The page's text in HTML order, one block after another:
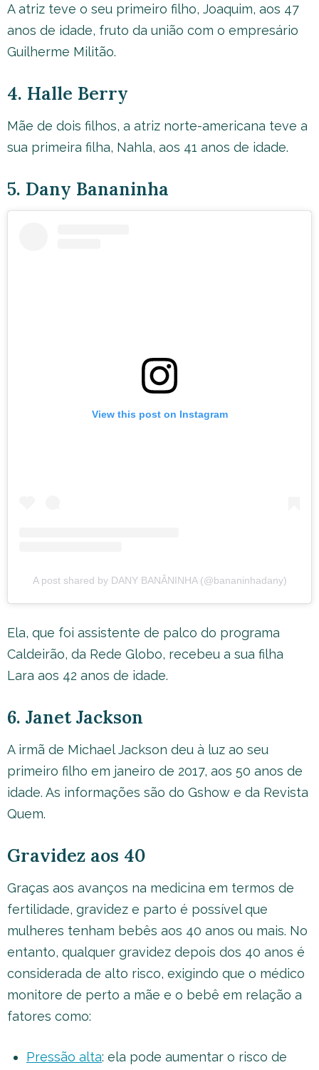
A atriz teve o seu primeiro filho, Joaquim, aos 47
anos de idade, fruto da união com o empresário
Guilherme Militão.
4. Halle Berry
Mãe de dois filhos, a atriz norte-americana teve a
sua primeira filha, Nahla, aos 41 anos de idade.
5. Dany Bananinha
View this post on Instagram
A post shared by DANY BANÂNINHA (@bananinhadany)
Ela, que foi assistente de palco do programa
Caldeirão, da Rede Globo, recebeu a sua filha
Lara aos 42 anos de idade.
6. Janet Jackson
A irmã de Michael Jackson deu à luz ao seu
primeiro filho em janeiro de 2017, aos 50 anos de
idade. As informações são do Gshow e da Revista
Quem.
Gravidez aos 40
Graças aos avanços na medicina em termos de
fertilidade, gravidez e parto é possível que
mulheres tenham bebês aos 40 anos ou mais. No
entanto, qualquer gravidez depois dos 40 anos é
considerada de alto risco, exigindo que o médico
monitore de perto a mãe e o bebê em relação a
fatores como:
Pressão alta: ela pode aumentar o risco de